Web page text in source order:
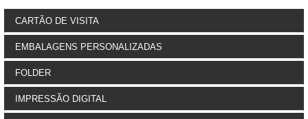
CARTÃO DE VISITA
EMBALAGENS PERSONALIZADAS
FOLDER
IMPRESSÃO DIGITAL